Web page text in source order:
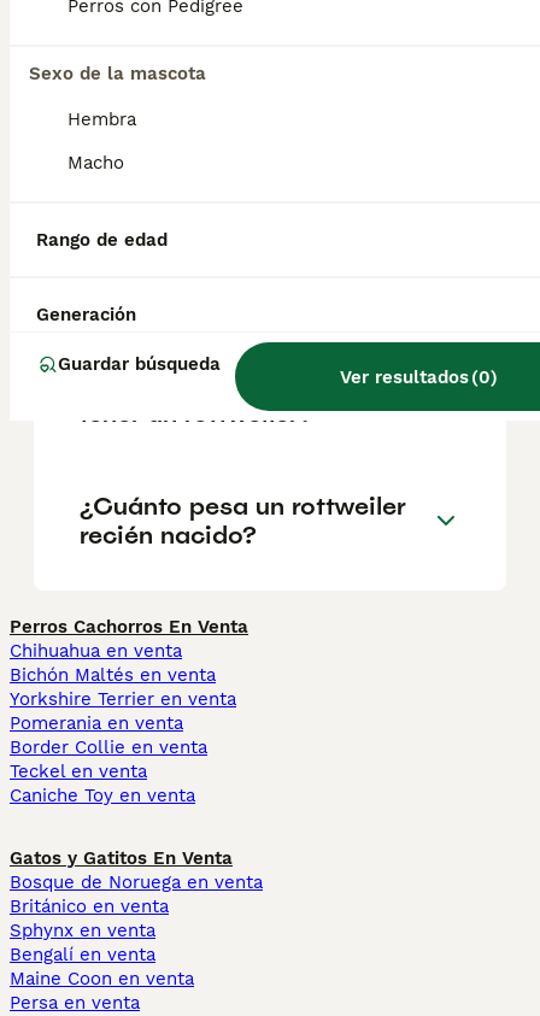
Perros con Pedigree
Sexo de la mascota
Hembra
Macho
Rango de edad
Generación
Guardar búsqueda
Ver resultados(0)
¿Cómo saber si un cachorro
¿Cómo educar a un
¿Cuáles son las ventajas de
tener un rottweiler?
¿Cuánto pesa un rottweiler
recién nacido?
Perros Cachorros En Venta
Chihuahua en venta
Bichón Maltés en venta
Yorkshire Terrier en venta
Pomerania en venta
Border Collie en venta
Teckel en venta
Caniche Toy en venta
Gatos y Gatitos En Venta
Bosque de Noruega en venta
Británico en venta
Sphynx en venta
Bengalí en venta
Maine Coon en venta
Persa en venta